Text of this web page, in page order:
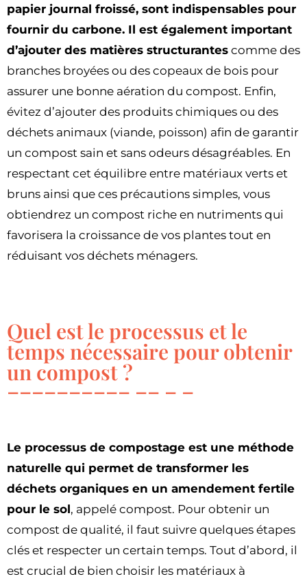
papier journal froissé, sont indispensables pour
fournir du carbone. Il est également important
d’ajouter des matières structurantes comme des
branches broyées ou des copeaux de bois pour
assurer une bonne aération du compost. Enfin,
évitez d’ajouter des produits chimiques ou des
déchets animaux (viande, poisson) afin de garantir
un compost sain et sans odeurs désagréables. En
respectant cet équilibre entre matériaux verts et
bruns ainsi que ces précautions simples, vous
obtiendrez un compost riche en nutriments qui
favorisera la croissance de vos plantes tout en
réduisant vos déchets ménagers.
Quel est le processus et le
temps nécessaire pour obtenir
un compost ?
Le processus de compostage est une méthode
naturelle qui permet de transformer les
déchets organiques en un amendement fertile
pour le sol, appelé compost. Pour obtenir un
compost de qualité, il faut suivre quelques étapes
clés et respecter un certain temps. Tout d’abord, il
est crucial de bien choisir les matériaux à